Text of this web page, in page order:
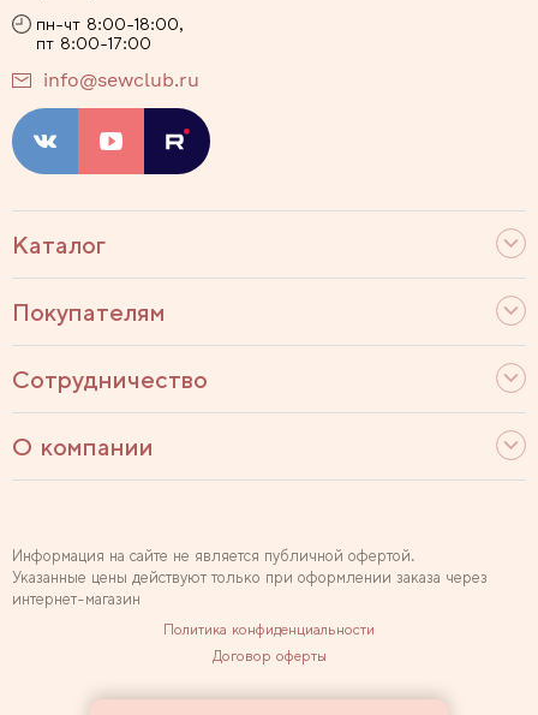
Каталог
Покупателям
Сотрудничество
О компании
пн-чт 8:00-18:00,
пт 8:00-17:00
info@sewclub.ru
Информация на сайте не является публичной офертой.
Указанные цены действуют только при оформлении заказа через
интернет-магазин
Политика конфиденциальности
Договор оферты